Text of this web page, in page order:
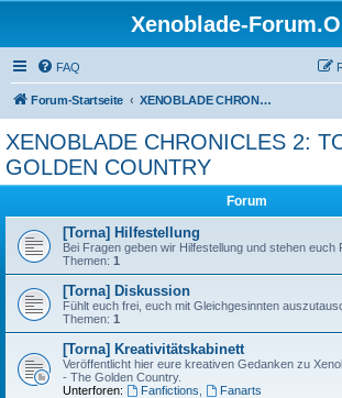
Xenoblade-
FAQ
Forum-Startseite XENOBLADE CHRONICLES 2: TORNA - THE GOLDEN COUNTRY
XENOBLADE CHRONICLES 2:
GOLDEN COUNTRY
Forum
[Torna] Hilfestellung
Bei Fragen geben wir Hilfestellung und stehen euch
Themen: 1
[Torna] Diskussion
Fühlt euch frei, euch mit Gleichgesinnten
Themen: 1
[Torna] Kreativitätskabinett
Veröffentlicht hier eure kreativen Gedanken zu
- The Golden Country.
Unterforen:
Fanfictions Fanarts